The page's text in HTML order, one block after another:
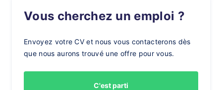
Vous cherchez un emploi ?
Envoyez votre CV et nous vous contacterons dès
que nous aurons trouvé une offre pour vous.
C'est parti